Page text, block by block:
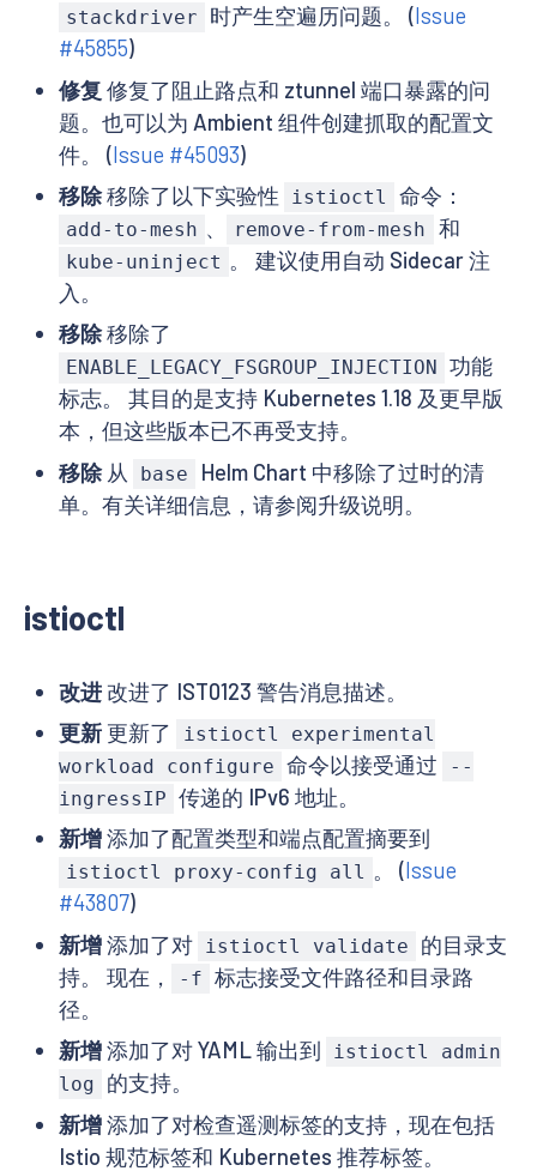
stackdriver 时产生空遍历问题。 (Issue
#45855)
修复 修复了阻止路点和 ztunnel 端口暴露的问
题。也可以为 Ambient 组件创建抓取的配置文
件。 (Issue #45093)
移除移除了以下实验性 istioctl 命令：
add-to-mesh 、 remove-from-mesh 和
kube-uninject 。 建议使用自动 Sidecar 注
入。
移除移除了
ENABLE_LEGACY_FSGROUP_INJECTION
功能
标志。 其目的是支持 Kubernetes 1.18 及更早版
本，但这些版本已不再受支持。
移除从 base
Helm Chart 中移除了过时的清
单。有关详细信息，请参阅升级说明。
istioctl
改进改进了 IST0123 警告消息描述。
更新更新了
istioctl experimental
workload configure 命令以接受通过
--
ingressIP 传递的 IPv6 地址。
新增添加了配置类型和端点配置摘要到
istioctl proxy-config all 。 (Issue
#43807)
新增添加了对 istioctl validate
的目录支
持。 现在，
-f 标志接受文件路径和目录路
径。
新增添加了对 YAML 输出到
istioctl admin
log
的支持。
新增添加了对检查遥测标签的支持，现在包括
Istio 规范标签和 Kubernetes 推荐标签。